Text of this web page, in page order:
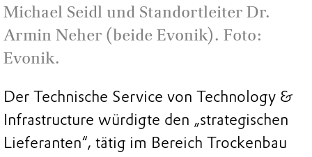
Michael Seidl und Standortleiter Dr.
Armin Neher (beide Evonik). Foto:
Evonik.
Der Technische Service von Technology &
Infrastructure würdigte den „strategischen
Lieferanten“, tätig im Bereich Trockenbau